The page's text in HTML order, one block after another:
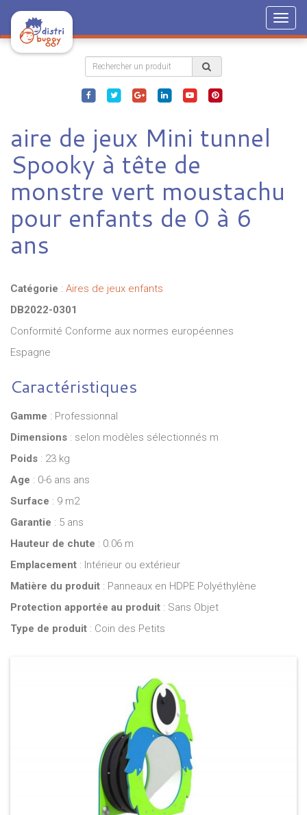
aire de jeux Mini tunnel
Spooky à tête de
monstre vert moustachu
pour enfants de 0 à 6
ans
Catégorie : Aires de jeux enfants
DB2022-0301
Conformité Conforme aux normes européennes
Espagne
Caractéristiques
Gamme : Professionnal
Dimensions : selon modèles sélectionnés m
Poids : 23 kg
Age : 0-6 ans ans
Surface : 9 m2
Garantie : 5 ans
Hauteur de chute : 0.06 m
Emplacement : Intérieur ou extérieur
Matière du produit : Panneaux en HDPE Polyéthylène
Protection apportée au produit : Sans Objet
Type de produit : Coin des Petits